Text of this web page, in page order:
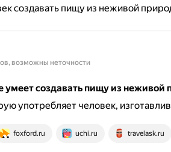
создавать пищу из неживой
возможны неточности
умеет создавать пищу из неживой
употребляет человек,
foxford.ru uchi.ru travelask.ru